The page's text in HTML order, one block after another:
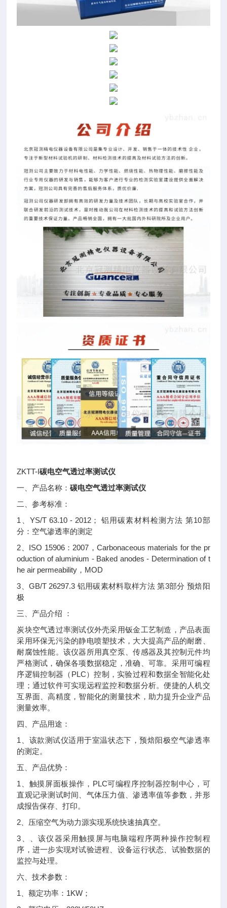
ZKTT-I碳电空气透过率测试仪
一、产品名称：碳电空气透过率测试仪
二、参考标准：
1、YS/T 63.10 - 2012； 铝用碳素材料检测方法 第10部
分：空气渗透率的测定
2、ISO 15906：2007，Carbonaceous materials for the pr
oduction of aluminium - Baked anodes - Determination of t
he air permeability，MOD
3、GB/T 26297.3 铝用碳素材料取样方法 第3部分 预焙阳
极
三、产品介绍 ：
炭块空气透过率测试仪外壳采用钣金工艺制造，产品表面
采用环保无污染的静电喷塑技术，大大提高产品的耐磨、
耐腐蚀性能。该仪器所用真空泵、传感器及其控制元件均
严格测试，确保各项数据稳定，准确、可靠。采用可编程
序逻辑控制器（PLC）控制，实验过程和数据全智能化处
理；通过软件可实现远程监控和数据分析。便捷的人机交
互界面、高精度，智能化的测量技术，助力提升企业产品
测量效率。
四、产品用途：
1、该款测试仪适用于室温状态下，预焙阳极空气渗透率
的测定。
五、产品优势：
1、触摸屏面板操作，PLC可编程序控制器控制中心，可
直观记录测试时间、气体压力值、渗透率值等参数，并形
成报告保存、打印。
2、压缩空气为动力源实现系统快速抽真空。
3、、该仪器采用触摸屏与电脑端程序两种操作控制程
序，进一步实现对试验进程、设备运行状态、试验数据的
监控与处理。
六、技术参数：
1、额定功率：1KW；